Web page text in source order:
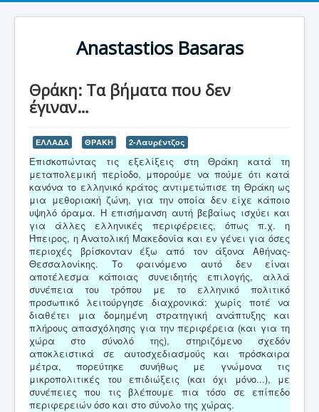
Anastastios Basaras
Θράκη: Τα βήματα που δεν
έγιναν…
ΕΛΛΑΔΑ ΘΡΑΚΗ 2-Λαυρέντζος
Επισκοπώντας τις εξελίξεις στη Θράκη κατά τη
μεταπολεμική περίοδο, μπορούμε να πούμε ότι κατά
κανόνα το ελληνικό κράτος αντιμετώπισε τη Θράκη ως
μια μεθοριακή ζώνη, για την οποία δεν είχε κάποιο
υψηλό όραμα. Η επισήμανση αυτή βεβαίως ισχύει και
για άλλες ελληνικές περιφέρειες, όπως π.χ. η
Ήπειρος, η Ανατολική Μακεδονία και εν γένει για όσες
περιοχές βρίσκονταν έξω από τον άξονα Αθήνας-
Θεσσαλονίκης. Το φαινόμενο αυτό δεν είναι
αποτέλεσμα κάποιας συνειδητής επιλογής, αλλά
συνέπεια του τρόπου με το ελληνικό πολιτικό
προσωπικό λειτούργησε διαχρονικά: χωρίς ποτέ να
διαθέτει μια δομημένη στρατηγική ανάπτυξης και
πλήρους απασχόλησης για την περιφέρεια (και για τη
χώρα στο σύνολό της), στηριζόμενο σχεδόν
αποκλειστικά σε αυτοσχεδιασμούς και πρόσκαιρα
μέτρα, πορεύτηκε συνήθως με γνώμονα τις
μικροπολιτικές του επιδιώξεις (και όχι μόνο...), με
συνέπειες που τις βλέπουμε πια τόσο σε επίπεδο
περιφερειών όσο και στο σύνολο της χώρας.